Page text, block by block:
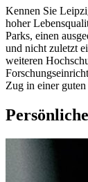
Kennen Sie
hoher
Parks, einen
und nicht zuletzt
weiteren
Zug in einer